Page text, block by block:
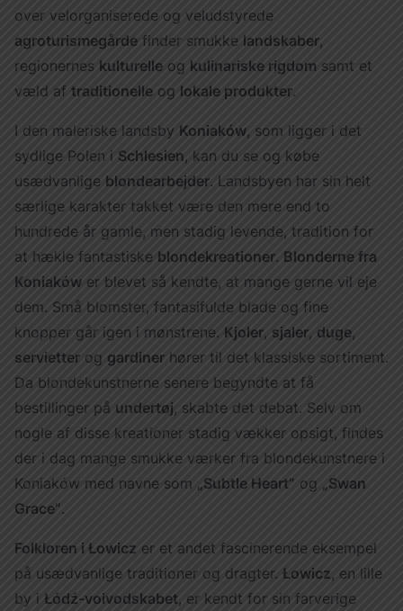
over velorganiserede og veludstyrede
agroturismegårde finder smukke landskaber,
regionernes kulturelle og kulinariske rigdom samt et
væld af traditionelle og lokale produkter.
I den maleriske landsby Koniaków, som ligger i det
sydlige Polen i Schlesien, kan du se og købe
usædvanlige blondearbejder. Landsbyen har sin helt
særlige karakter takket være den mere end to
hundrede år gamle, men stadig levende, tradition for
at hækle fantastiske blondekreationer. Blonderne fra
Koniaków er blevet så kendte, at mange gerne vil eje
dem. Små blomster, fantasifulde blade og fine
knopper går igen i mønstrene. Kjoler, sjaler, duge,
servietter og gardiner hører til det klassiske sortiment.
Da blondekunstnerne senere begyndte at få
bestillinger på undertøj, skabte det debat. Selv om
nogle af disse kreationer stadig vækker opsigt, findes
der i dag mange smukke værker fra blondekunstnere i
Koniaków med navne som „Subtle Heart” og „Swan
Grace”.
Folkloren i Łowicz er et andet fascinerende eksempel
på usædvanlige traditioner og dragter. Łowicz, en lille
by i Łódź-voivodskabet, er kendt for sin farverige